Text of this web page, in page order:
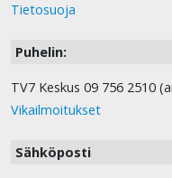
Tietosuoja
Puhelin:
TV7 Keskus 09 756 2510
Vikailmoitukset
Sähköposti